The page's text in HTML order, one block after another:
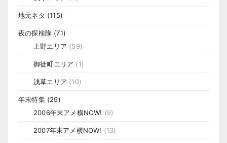
地元ネタ (115)
夜の探検隊 (71)
上野エリア (59)
御徒町エリア (1)
浅草エリア (10)
年末特集(29)
2006年末アメ横NOW! (9)
2007年末アメ横NOW! (13)